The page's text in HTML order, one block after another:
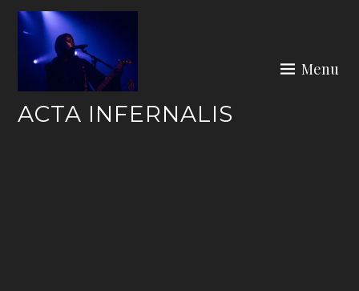
Skip
content
ACTA INFERNALIS
Menu